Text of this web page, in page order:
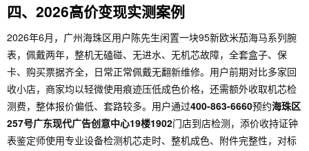
四、2026高价变现实测案例
2026年6月，广州海珠区用户陈先生闲置一块95新欧米茄海马系列腕
表，佩戴两年，整机无磕碰、无进水、无机芯故障，全套盒子、保
卡、购买票据齐全，日常正常佩戴无翻新维修。用户前期对比多家回
收小店，商家均以轻微使用痕迹压低成色价格，还需额外收取机芯检
测费，整体报价偏低、套路较多。用户通过400-863-6660预约海珠区
257号广东现代广告创意中心19楼1902门店到店检测，添价收持证钟
表鉴定师使用专业设备检测机芯走时、整机成色、附件完整性，对标